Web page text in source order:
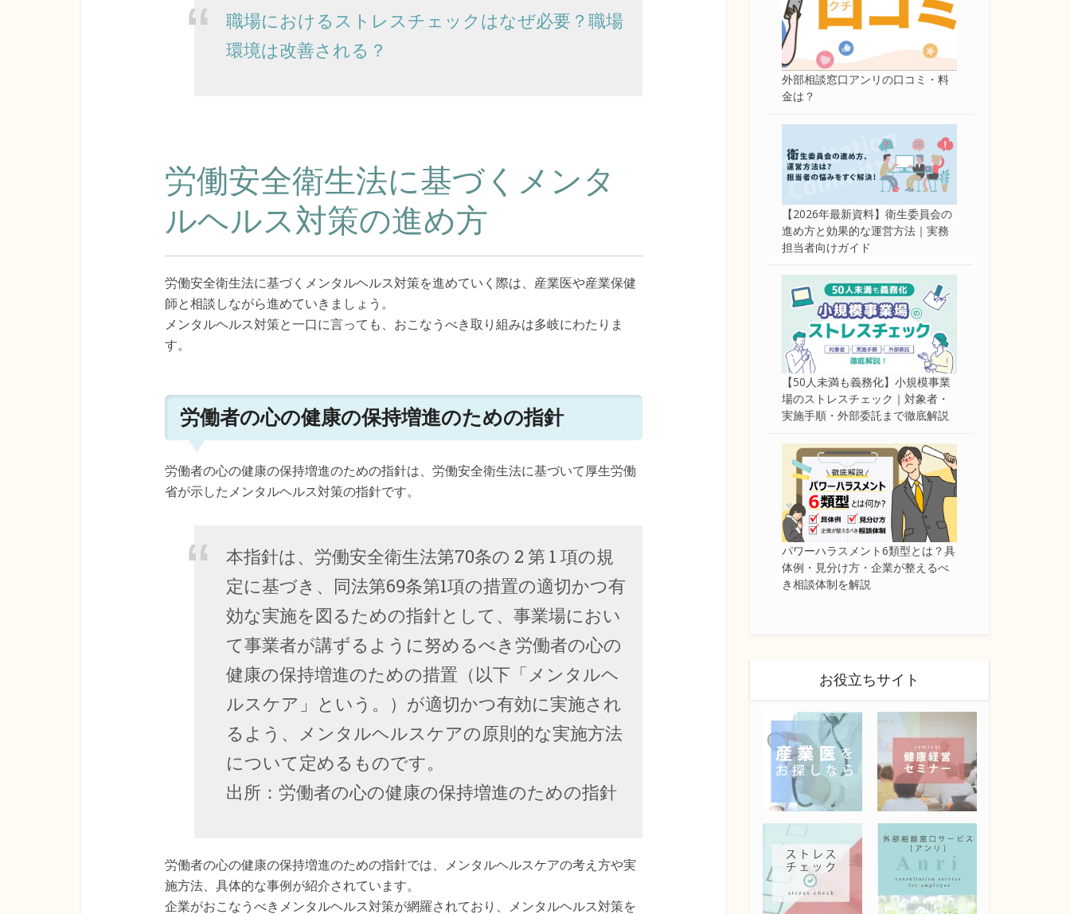
職場におけるストレスチェックはなぜ必要？職場
環境は改善される？
労働安全衛生法に基づくメンタ
ルヘルス対策の進め方
労働安全衛生法に基づくメンタルヘルス対策を進めていく際は、産業医や産業保健
師と相談しながら進めていきましょう。
メンタルヘルス対策と一口に言っても、おこなうべき取り組みは多岐にわたりま
す。
労働者の心の健康の保持増進のための指針
労働者の心の健康の保持増進のための指針は、労働安全衛生法に基づいて厚生労働
省が示したメンタルヘルス対策の指針です。
本指針は、労働安全衛生法第70条の 2 第 1 項の規
定に基づき、同法第69条第1項の措置の適切かつ有
効な実施を図るための指針として、事業場におい
て事業者が講ずるように努めるべき労働者の心の
健康の保持増進のための措置（以下「メンタルヘ
ルスケア」という。）が適切かつ有効に実施され
るよう、メンタルヘルスケアの原則的な実施方法
について定めるものです。
出所：労働者の心の健康の保持増進のための指針
労働者の心の健康の保持増進のための指針では、メンタルヘルスケアの考え方や実
施方法、具体的な事例が紹介されています。
企業がおこなうべきメンタルヘルス対策が網羅されており、メンタルヘルス対策を
外部相談窓口アンリの口コミ・料
金は？
【2026年最新資料】衛生委員会の
進め方と効果的な運営方法｜実務
担当者向けガイド
【50人未満も義務化】小規模事業
場のストレスチェック｜対象者・
実施手順・外部委託まで徹底解説
パワーハラスメント6類型とは？具
体例・見分け方・企業が整えるべ
き相談体制を解説
お役立ちサイト